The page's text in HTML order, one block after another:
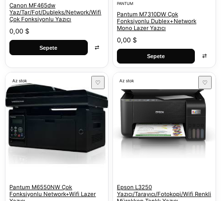
Canon MF465dw
Yaz/Tar/Fot/Dubleks/Network/Wifi
Çok Fonksiyonlu Yazıcı
0,00 $
Sepete ⇄
PANTUM
Pantum M7310DW Çok
Fonksiyonlu Dublex+Network
Mono Lazer Yazıcı
0,00 $
Sepete ⇄
Az stok ♡
Pantum M6550NW Çok
Fonksiyonlu Network+Wifi Lazer
Az stok ♡
Epson L3250
Yazıcı/Tarayıcı/Fotokopi/Wifi Renkli